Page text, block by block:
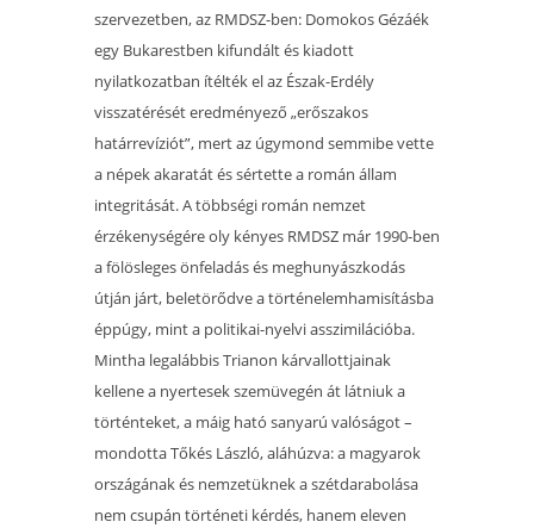
szervezetben, az RMDSZ-ben: Domokos Gézáék
egy Bukarestben kifundált és kiadott
nyilatkozatban ítélték el az Észak-Erdély
visszatérését eredményező „erőszakos
határrevíziót”, mert az úgymond semmibe vette
a népek akaratát és sértette a román állam
integritását. A többségi román nemzet
érzékenységére oly kényes RMDSZ már 1990-ben
a fölösleges önfeladás és meghunyászkodás
útján járt, beletörődve a történelemhamisításba
éppúgy, mint a politikai-nyelvi asszimilációba.
Mintha legalábbis Trianon kárvallottjainak
kellene a nyertesek szemüvegén át látniuk a
történteket, a máig ható sanyarú valóságot –
mondotta Tőkés László, aláhúzva: a magyarok
országának és nemzetüknek a szétdarabolása
nem csupán történeti kérdés, hanem eleven